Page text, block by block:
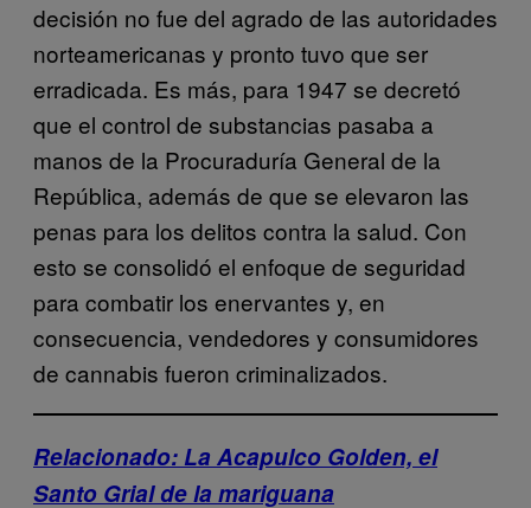
decisión no fue del agrado de las autoridades
norteamericanas y pronto tuvo que ser
erradicada. Es más, para 1947 se decretó
que el control de substancias pasaba a
manos de la Procuraduría General de la
República, además de que se elevaron las
penas para los delitos contra la salud. Con
esto se consolidó el enfoque de seguridad
para combatir los enervantes y, en
consecuencia, vendedores y consumidores
de cannabis fueron criminalizados.
Relacionado: La Acapulco Golden, el
Santo Grial de la mariguana